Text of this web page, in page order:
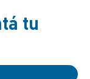
tu